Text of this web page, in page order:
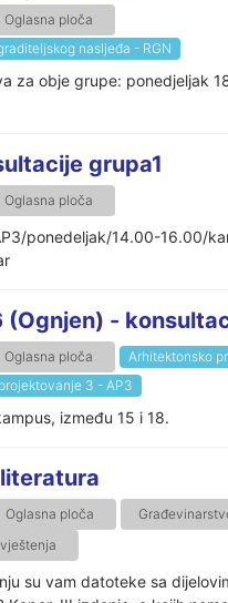
Oglasna ploča
nasljeđa - RGN
za obje grupe: ponedjeljak
grupa1
Oglasna ploča
ponedeljak/14.00-16.00/
(Ognjen) -
Oglasna ploča
Arhitektonsko
3 - AP3
između 15 i 18.
Oglasna ploča
su vam datoteke sa